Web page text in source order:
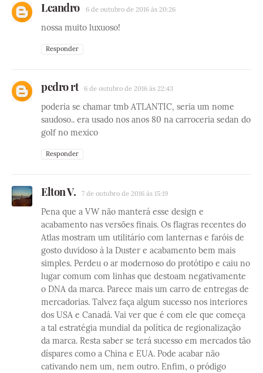
Leandro 6 de outubro de 2016 às 20:26
nossa muito luxuoso!
Responder
pedro rt 6 de outubro de 2016 às 22:43
poderia se chamar tmb ATLANTIC, seria um nome
saudoso.. era usado nos anos 80 na carroceria sedan do
golf no mexico
Responder
Elton V. 7 de outubro de 2016 às 15:19
Pena que a VW não manterá esse design e
acabamento nas versões finais. Os flagras recentes do
Atlas mostram um utilitário com lanternas e faróis de
gosto duvidoso à la Duster e acabamento bem mais
simples. Perdeu o ar modernoso do protótipo e caiu no
lugar comum com linhas que destoam negativamente
o DNA da marca. Parece mais um carro de entregas de
mercadorias. Talvez faça algum sucesso nos interiores
dos USA e Canadá. Vai ver que é com ele que começa
a tal estratégia mundial da política de regionalização
da marca. Resta saber se terá sucesso em mercados tão
díspares como a China e EUA. Pode acabar não
cativando nem um, nem outro. Enfim, o pródigo